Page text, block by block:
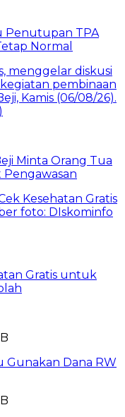
Penutupan TPA
Normal
Minta Orang Tua
Gratis untuk
Gunakan Dana RW